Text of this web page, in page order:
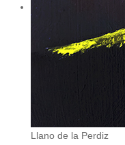
Llano de la Perdiz